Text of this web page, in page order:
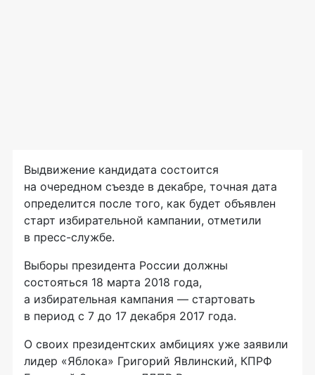
Выдвижение кандидата состоится
на очередном съезде в декабре, точная дата
определится после того, как будет объявлен
старт избирательной кампании, отметили
в пресс-службе.
Выборы президента России должны
состояться 18 марта 2018 года,
а избирательная кампания — стартовать
в период с 7 до 17 декабря 2017 года.
О своих президентских амбициях уже заявили
лидер «Яблока» Григорий Явлинский, КПРФ